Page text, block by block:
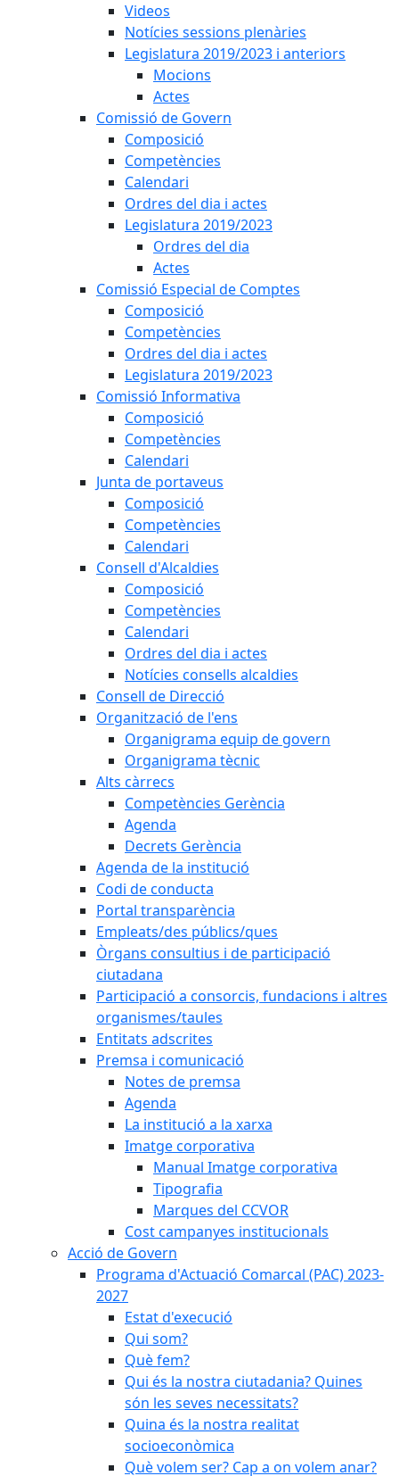
Videos
Notícies sessions plenàries
Legislatura 2019/2023 i anteriors
Mocions
Actes
Comissió de Govern
Composició
Competències
Calendari
Ordres del dia i actes
Legislatura 2019/2023
Ordres del dia
Actes
Comissió Especial de Comptes
Composició
Competències
Ordres del dia i actes
Legislatura 2019/2023
Comissió Informativa
Composició
Competències
Calendari
Junta de portaveus
Composició
Competències
Calendari
Consell d'Alcaldies
Composició
Competències
Calendari
Ordres del dia i actes
Notícies consells alcaldies
Consell de Direcció
Organització de l'ens
Organigrama equip de govern
Organigrama tècnic
Alts càrrecs
Competències Gerència
Agenda
Decrets Gerència
Agenda de la institució
Codi de conducta
Portal transparència
Empleats/des públics/ques
Òrgans consultius i de participació
ciutadana
Participació a consorcis, fundacions i altres
organismes/taules
Entitats adscrites
Premsa i comunicació
Notes de premsa
Agenda
La institució a la xarxa
Imatge corporativa
Manual Imatge corporativa
Tipografia
Marques del CCVOR
Cost campanyes institucionals
Acció de Govern
Programa d'Actuació Comarcal (PAC) 2023-
2027
Estat d'execució
Qui som?
Què fem?
Qui és la nostra ciutadania? Quines
són les seves necessitats?
Quina és la nostra realitat
socioeconòmica
Què volem ser? Cap a on volem anar?